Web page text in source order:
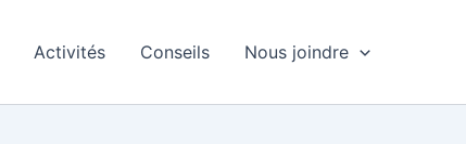
Activités Conseils Nous joindre